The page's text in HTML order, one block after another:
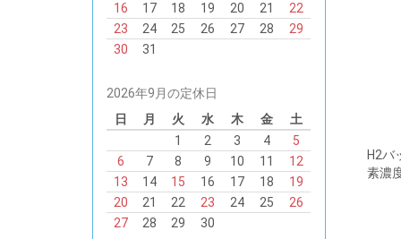
H2バ
素濃
16
17 18 19 20 21
22
23
24 25 26 27 28
29
30
31
2026年9月の定休日
日
月 火 水 木 金
土
1
2 3 4
5
6
7 8 9 10 11
12
13
14 15 16 17 18
19
20
21 22 23 24 25
26
27
28 29 30